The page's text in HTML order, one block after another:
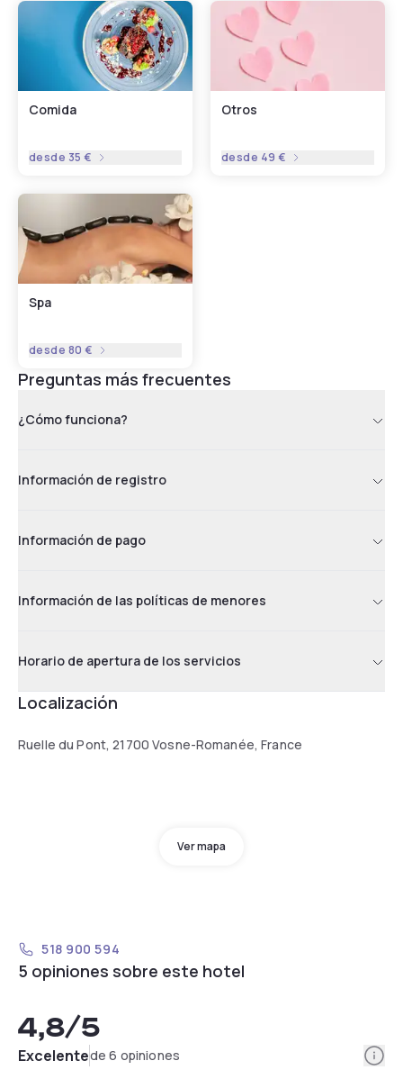
Comida
desde 35 €
Otros
desde 49 €
Spa
desde 80 €
Preguntas más frecuentes
¿Cómo funciona?
Información de registro
Información de pago
Información de las políticas de menores
Horario de apertura de los servicios
Localización
Ruelle du Pont, 21700 Vosne-Romanée, France
Ver mapa
518 900 594
5 opiniones sobre este hotel
4,8/5
Excelentede 6 opiniones